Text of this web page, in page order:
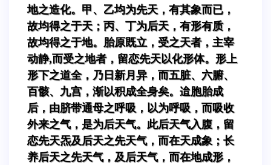
地之造化。甲、乙均为先天，有其象而已，
故均得之于天；丙、丁为后天，有形有质，
故均得之于地。胎原既立，受之天者，主宰
动静,而受之地者，留恋先天以化形体。形上
形下之道全，乃日新月异，而五脏、六腑、
百骸、九宫，渐以积成全身矣。迨胞胎成
后，由脐带通母之呼吸，以为呼吸，而吸收
外来之气，是为后天气。此后天气入腹，留
恋先天炁及后天之先天气，而在天成象；长
养后天之先天气，及后天气，而在地成形，